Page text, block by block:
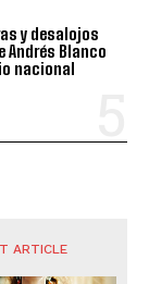
y desalojos
Andrés Blanco
nacional
ARTICLE